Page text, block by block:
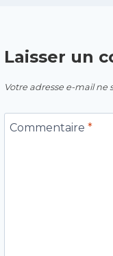
Laisser un
Votre adresse e-mail ne
Commentaire *